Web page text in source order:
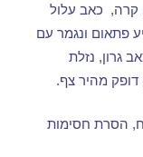
קרה, כאב עלול
פתאום ונגמר עם
גרון, נזלת
דופק מהיר צף.
, הסרת חסימות